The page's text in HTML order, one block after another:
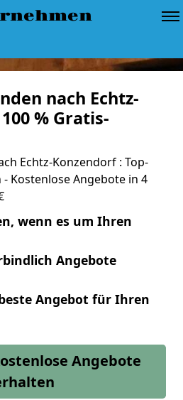
nach Echtz-
% Gratis-
Echtz-Konzendorf : Top-
Kostenlose Angebote in 4
wenn es um Ihren
Angebote
Angebot für Ihren
Angebote